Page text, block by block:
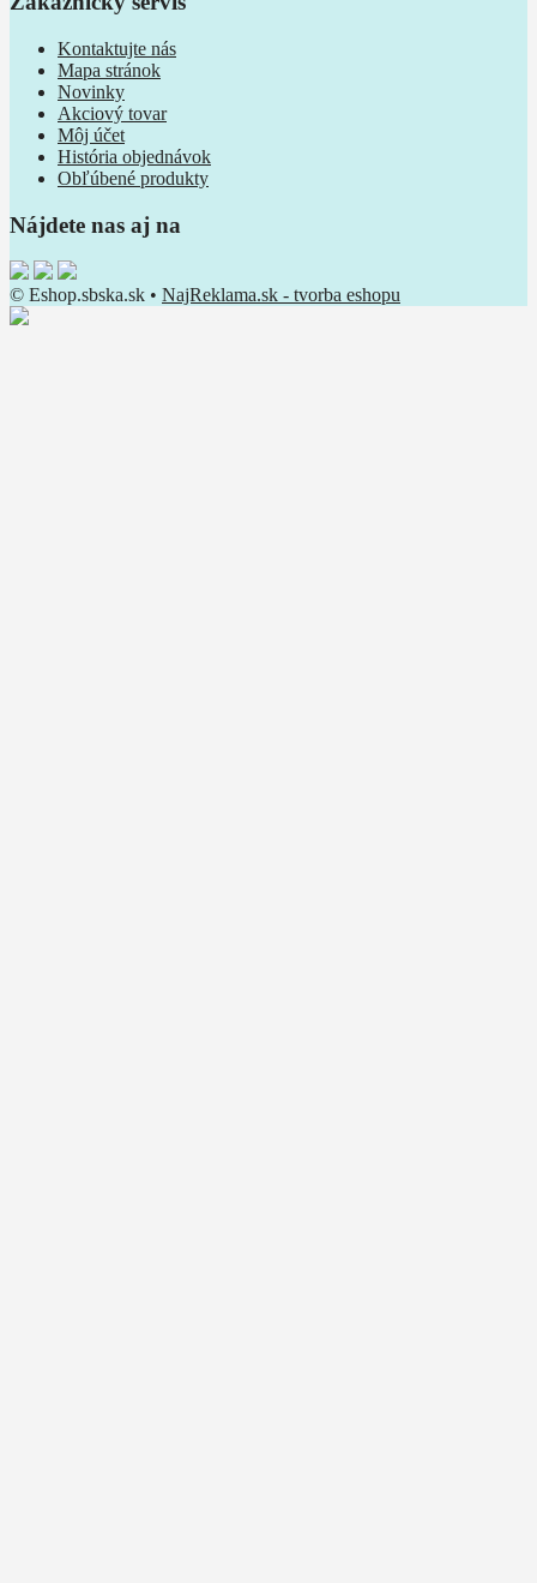
Kontaktujte nás
Mapa stránok
Novinky
Akciový tovar
Môj účet
História objednávok
Obľúbené produkty
Nájdete nas aj na
© Eshop.sbska.sk • NajReklama.sk - tvorba eshopu